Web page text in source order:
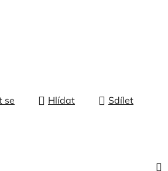
se Hlídat Sdílet